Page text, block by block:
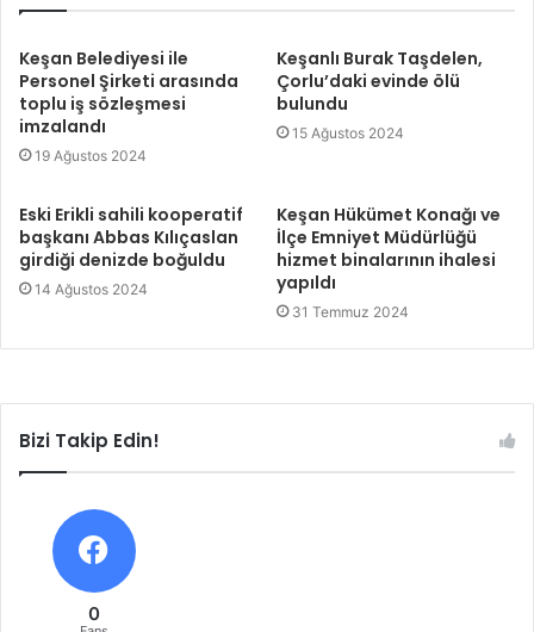
Keşan Belediyesi ile
Personel Şirketi arasında
toplu iş sözleşmesi
imzalandı
19 Ağustos 2024
Keşanlı Burak Taşdelen,
Çorlu’daki evinde ölü
bulundu
15 Ağustos 2024
Eski Erikli sahili kooperatif
başkanı Abbas Kılıçaslan
girdiği denizde boğuldu
14 Ağustos 2024
Keşan Hükümet Konağı ve
İlçe Emniyet Müdürlüğü
hizmet binalarının ihalesi
yapıldı
31 Temmuz 2024
Bizi Takip Edin!
0